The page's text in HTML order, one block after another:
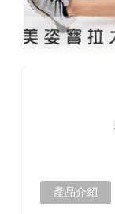
產品介紹